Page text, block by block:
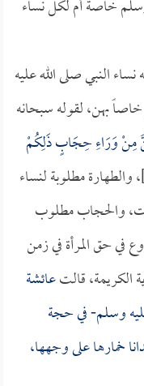
خاصة أم لكل نساء
النبي صلى الله عليه
بهن، لقوله سبحانه
مِنْ وَرَاءِ حِجَابٍ ذَلِكُمْ
والطهارة مطلوبة لنساء
والحجاب مطلوب
في حق المرأة في زمن
الكريمة، قالتعائشة
وسلم- في حجة
خمارها على وجهها،